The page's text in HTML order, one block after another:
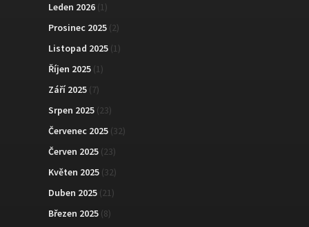
Leden 2026 (1)
Prosinec 2025 (2)
Listopad 2025 (1)
Říjen 2025 (1)
Září 2025 (7)
Srpen 2025 (23)
Červenec 2025 (32)
Červen 2025 (23)
Květen 2025 (32)
Duben 2025 (21)
Březen 2025 (8)